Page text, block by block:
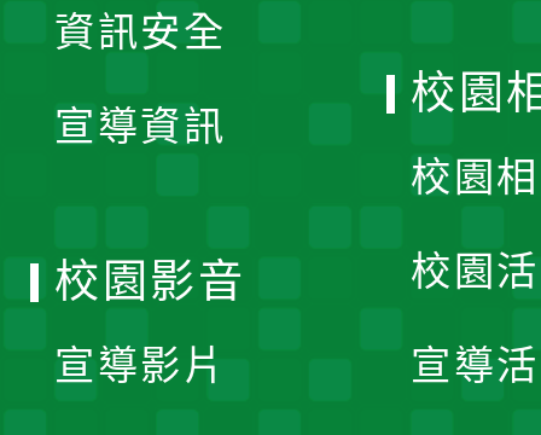
資訊安全
宣導資訊
校園
校園
校園
宣導
校園影音
宣導影片